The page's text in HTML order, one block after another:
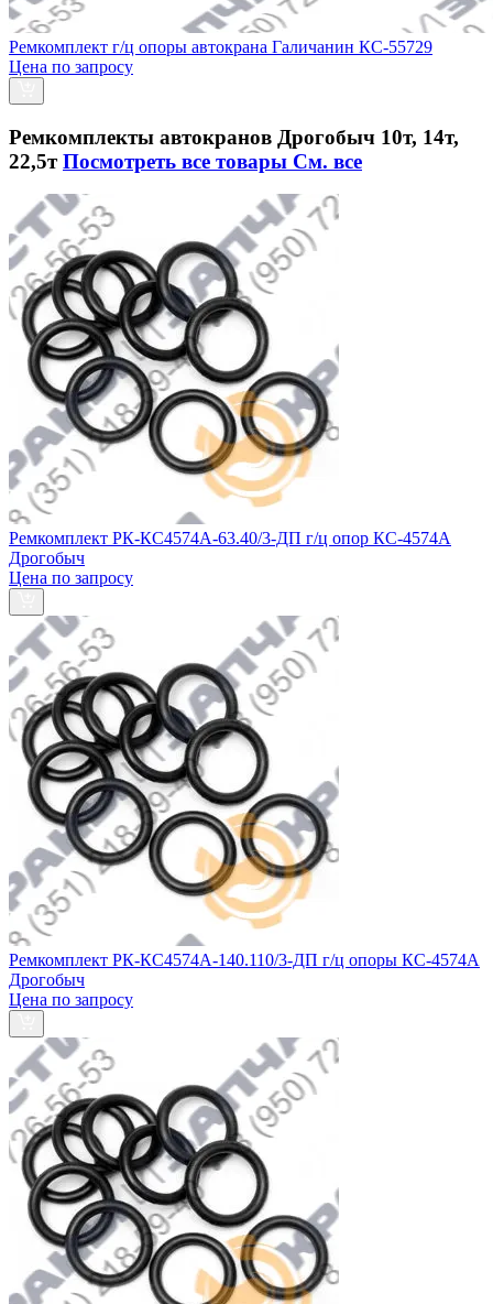
Ремкомплект г/ц опоры автокрана Галичанин КС-55729
Цена по запросу
Ремкомплекты автокранов Дрогобыч 10т, 14т,
22,5тПосмотреть все товары См. все
Ремкомплект РК-КС4574А-63.40/3-ДП г/ц опор КС-4574А
Дрогобыч
Цена по запросу
Ремкомплект РК-КС4574А-140.110/3-ДП г/ц опоры КС-4574А
Дрогобыч
Цена по запросу